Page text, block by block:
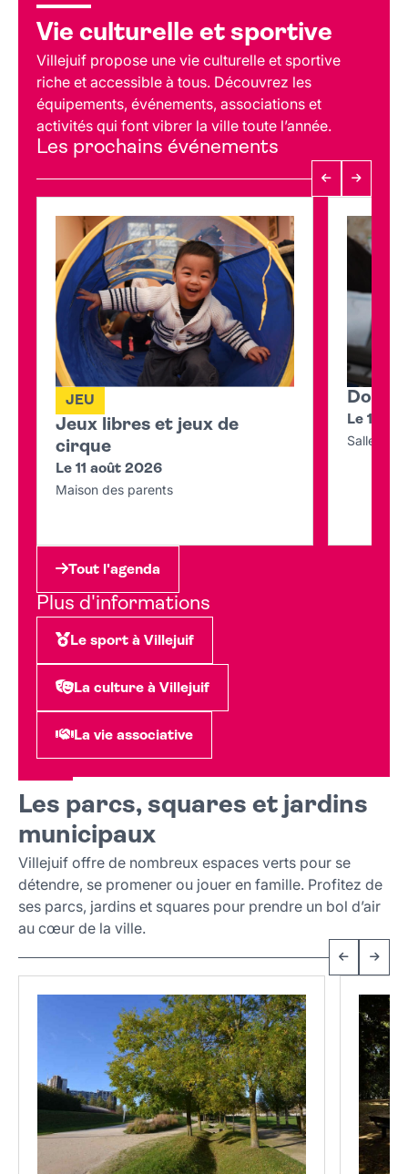
Vie culturelle et sportive
Villejuif propose une vie culturelle et sportive
riche et accessible à tous. Découvrez les
équipements, événements, associations et
activités qui font vibrer la ville toute l’année.
Les prochains événements
Précédent
Suivant
Jeux libres et jeux de
cirque
JEU
Le 11 août 2026
Maison des parents
Don
Le 11
Salle du
Tout l'agenda
Plus d'informations
Le sport à Villejuif
La culture à Villejuif
La vie associative
Les parcs, squares et jardins
municipaux
Villejuif offre de nombreux espaces verts pour se
détendre, se promener ou jouer en famille. Profitez de
ses parcs, jardins et squares pour prendre un bol d’air
au cœur de la ville.